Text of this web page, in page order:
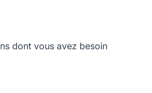
dont vous avez besoin